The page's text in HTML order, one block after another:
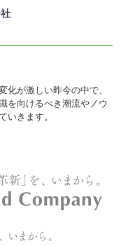
化が激しい昨今の中で、
を向けるべき潮流やノウ
いきます。